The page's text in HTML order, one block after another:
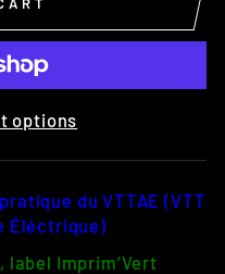
options
du VTTAE (VTT
Éléctrique)
label Imprim’Vert